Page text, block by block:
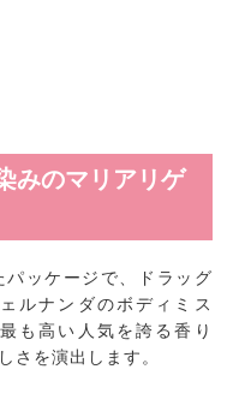
みのマリアリゲ
ッケージで、ドラッグ
ルナンダのボディミス
も高い人気を誇る香り
さを演出します。